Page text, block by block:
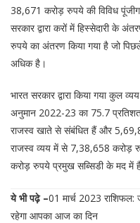
38,671 करोड़ रुपये की विविध
सरकार द्वारा करों में हिस्सेदारी के
रुपये का अंतरण किया गया है जो
अधिक है।
भारत सरकार द्वारा किया गया कुल
अनुमान 2022-23 का 75.7
राजस्व खाते से संबंधित हैं और
राजस्व व्यय में से 7,38,658 करोड़
करोड़ रुपये प्रमुख सब्सिडी के मद में
ये भी पढ़े –01 मार्च 2023
रहेगा आपका आज का दिन